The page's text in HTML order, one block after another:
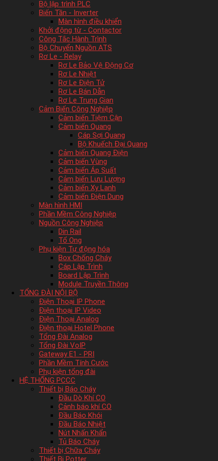
Bộ lập trình PLC
Biến Tần - Inverter
Màn hình điều khiển
Khởi động từ - Contactor
Công Tắc Hành Trình
Bộ Chuyển Nguồn ATS
Rơ Le - Relay
Rơ Le Bảo Vệ Động Cơ
Rơ Le Nhiệt
Rơ Le Điện Tử
Rơ Le Bán Dẫn
Rơ Le Trung Gian
Cảm Biến Công Nghiệp
Cảm biến Tiệm Cận
Cảm biến Quang
Cáp Sợi Quang
Bộ Khuếch Đại Quang
Cảm biến Quang Điện
Cảm biến Vùng
Cảm biến Áp Suất
Cảm biến Lưu Lượng
Cảm biến Xy Lanh
Cảm biến Điện Dung
Màn hình HMI
Phần Mềm Công Nghiệp
Nguồn Công Nghiệp
Din Rail
Tổ Ong
Phụ kiện Tự động hóa
Box Chống Cháy
Cáp Lập Trình
Board Lập Trình
Module Truyền Thông
TỔNG ĐÀI NỘI BỘ
Điện Thoại IP Phone
Điện thoại IP Video
Điện Thoại Analog
Điện thoại Hotel Phone
Tổng Đài Analog
Tổng Đài VoIP
Gateway E1 - PRI
Phần Mềm Tính Cước
Phụ kiện tổng đài
HỆ THỐNG PCCC
Thiết bị Báo Cháy
Đầu Dò Khí CO
Cảnh báo khí CO
Đầu Báo Khói
Đầu Báo Nhiệt
Nút Nhấn Khẩn
Tủ Báo Cháy
Thiết bị Chữa Cháy
Thiết Bị Potter